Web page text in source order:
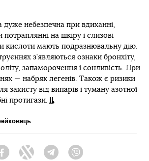
дуже небезпечна при вдиханні,
потраплянні на шкіру і слизові
кислоти мають подразнювальну дію.
з’являються ознаки бронхіту,
запаморочення і сонливість. При
— набряк легенів. Також є ризики
захисту від випарів і туману азотної
протигази.
FacebookTwitter Telegram